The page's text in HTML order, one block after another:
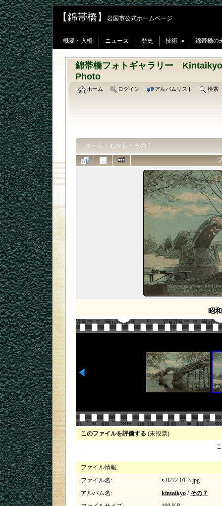
【錦帯橋】 岩国市公式ホームページ
概要・入橋 ニュース 歴史 技術 » 錦帯橋の
錦帯橋フォトギャラリー
Photo
ホーム ログイン アルバムリスト 検索
ホーム > むかし > その７
昭
このファイルを評価する (未投票)
ファイル情報
ファイル名:
s-0272-01-3.jpg
アルバム名:
kintaikyo / その７